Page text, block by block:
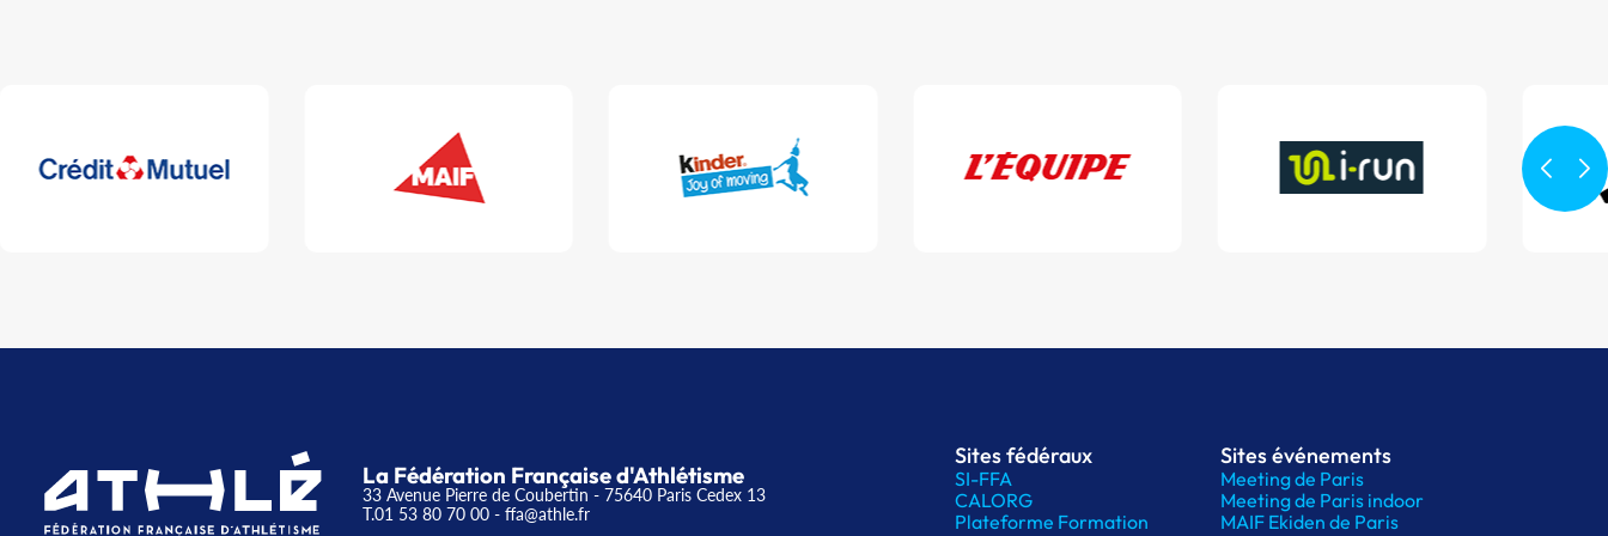
La Fédération Française d'Athlétisme
33 Avenue Pierre de Coubertin - 75640 Paris Cedex 13
T.01 53 80 70 00 - ffa@athle.fr
Sites fédéraux
SI-FFA
CALORG
Plateforme Formation
Sites événements
Meeting de Paris
Meeting de Paris indoor
MAIF Ekiden de Paris